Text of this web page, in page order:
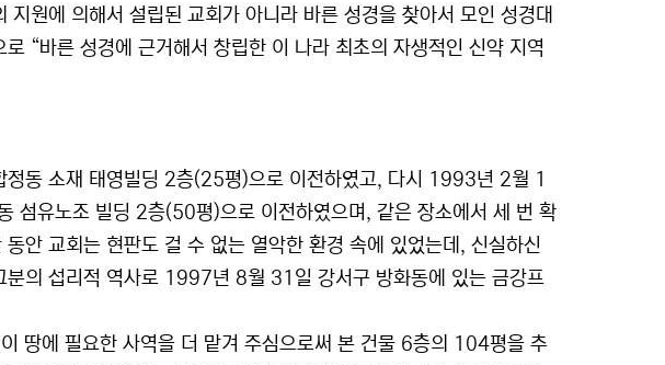
원에 의해서 설립된 교회가 아니라 바른 성경을 찾아서 모인 성경대
“바른 성경에 근거해서 창립한 이 나라 최초의 자생적인 신약 지역
정동 소재 태영빌딩 2층(25평)으로 이전하였고, 다시 1993년 2월 1
섬유노조 빌딩 2층(50평)으로 이전하였으며, 같은 장소에서 세 번 확
안 교회는 현판도 걸 수 없는 열악한 환경 속에 있었는데, 신실하신
분의 섭리적 역사로 1997년 8월 31일 강서구 방화동에 있는 금강프
땅에 필요한 사역을 더 맡겨 주심으로써 본 건물 6층의 104평을 추